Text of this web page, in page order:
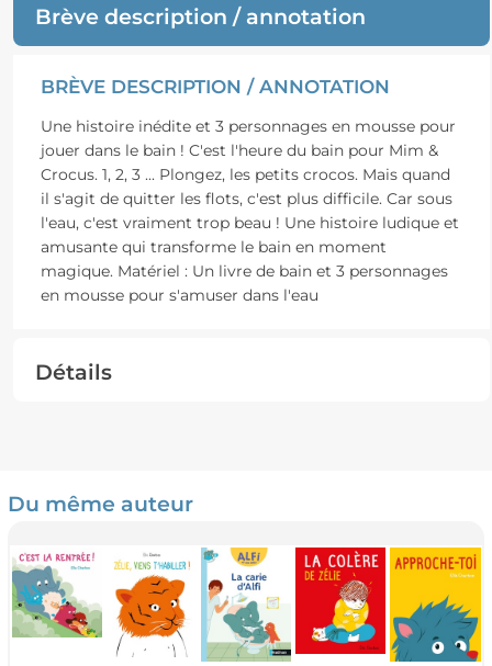
Brève description / annotation
BRÈVE DESCRIPTION / ANNOTATION
Une histoire inédite et 3 personnages en mousse pour
jouer dans le bain ! C'est l'heure du bain pour Mim &
Crocus. 1, 2, 3 ... Plongez, les petits crocos. Mais quand
il s'agit de quitter les flots, c'est plus difficile. Car sous
l'eau, c'est vraiment trop beau ! Une histoire ludique et
amusante qui transforme le bain en moment
magique. Matériel : Un livre de bain et 3 personnages
en mousse pour s'amuser dans l'eau
Détails
Du même auteur